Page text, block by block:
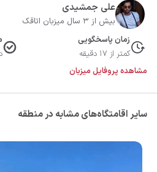
علی جمشیدی
بیش از 3 سال میزبان اتاقک
زمان پاسخگویی
کمتر از 17 دقیقه
مشاهده پروفایل میزبان
سایر اقامتگاه‌های مشابه در منطقه